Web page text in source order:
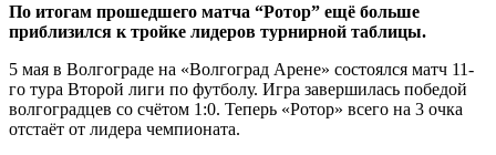
По итогам прошедшего матча “Ротор” ещё больше
приблизился к тройке лидеров турнирной таблицы.
5 мая в Волгограде на «Волгоград Арене» состоялся матч 11-
го тура Второй лиги по футболу. Игра завершилась победой
волгоградцев со счётом 1:0. Теперь «Ротор» всего на 3 очка
отстаёт от лидера чемпионата.